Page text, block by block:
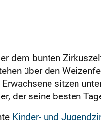
dem bunten
über den
sitzen
der seine besten
Kinder- und